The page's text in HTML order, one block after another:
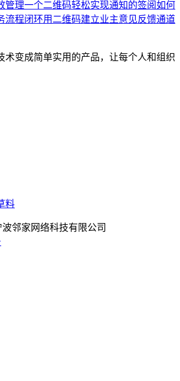
管理一个二维码轻松实现通知的签阅如何
流程闭环用二维码建立业主意见反馈通道
术变成简单实用的产品，让每个人和组织
料
波邻家网络科技有限公司